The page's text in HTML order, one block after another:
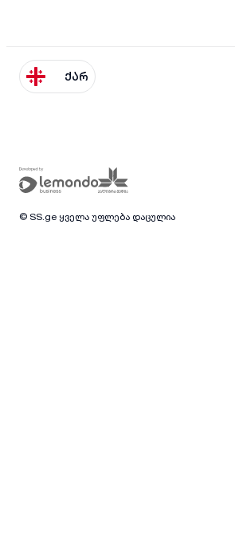
ქარ
© SS.ge ყველა უფლება დაცულია